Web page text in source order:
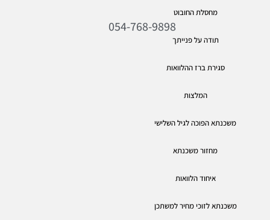
מחסלת החובוט
תודה על פנייתך
סגירת ברז ההלוואות
המלצות
משכנתא הפוכה לגיל השלישי
מחזור משכנתא
איחוד הלוואות
משכנתא לזוכי מחיר למשתכן
054-768-9898